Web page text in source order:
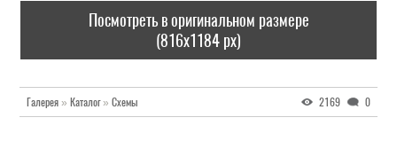
Посмотреть в оригинальном размере
(816x1184 px)
Галерея » Каталог» Схемы 2169 0